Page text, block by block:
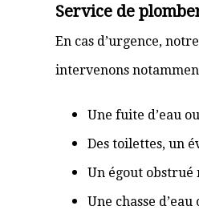
Service de
En cas d’urgence,
intervenons
Une fuite d’eau
Des toilettes, un
Un égout obstrué
Une chasse